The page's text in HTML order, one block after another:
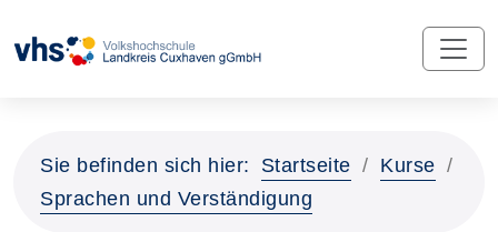
Sie befinden sich hier: Startseite
Kurse
Sprachen und Verständigung